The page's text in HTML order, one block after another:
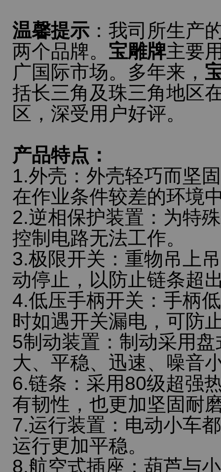
温馨提示 ：我司所生产
两个品牌。 宝雕牌主要
广国际市场。多年来，
括长三角及珠三角地区
区，深受用户好评。
产品特点：
1.外壳：外壳轻巧而坚
在作业条件较差的环境
2.逆相保护装置：为特
控制电路无法工作。
3.极限开关：重物吊上
动停止，以防止链条超
4.低压手柄开关：手柄
时如遇开关漏电，可防
5制动装置：制动采用
大、平稳、迅速、噪音
6.链条：采用80级超强
有韧性，也更加坚固耐
7.运行装置：电动小车
运行更加平稳。
8.航空式插座：葫芦与